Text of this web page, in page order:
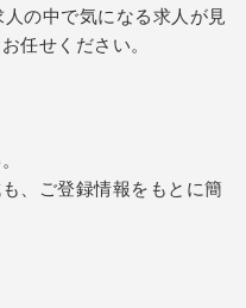
の中で気になる求人が見
任せください。
、ご登録情報をもとに簡